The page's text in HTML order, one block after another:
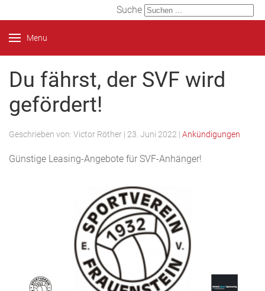
Suche
Menu
Du fährst, der SVF wird
gefördert!
Geschrieben von: Victor Röther | 23. Juni 2022 | Ankündigungen
Günstige Leasing-Angebote für SVF-Anhänger!